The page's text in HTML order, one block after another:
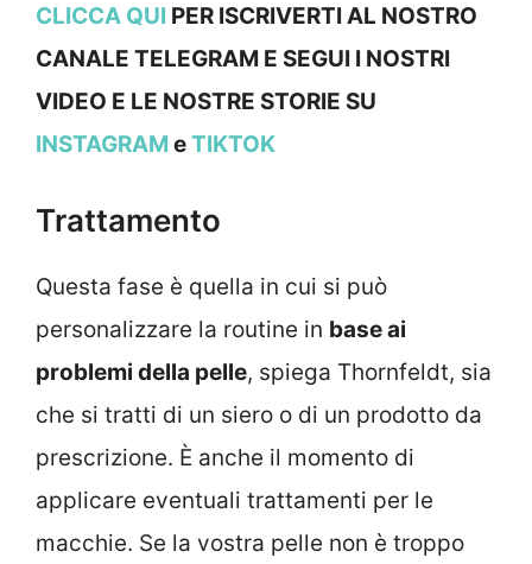
CLICCA QUI PER ISCRIVERTI AL NOSTRO
CANALE TELEGRAM E SEGUI I NOSTRI
VIDEO E LE NOSTRE STORIE SU
INSTAGRAMeTIKTOK
Trattamento
Questa fase è quella in cui si può
personalizzare la routine in base ai
problemi della pelle, spiega Thornfeldt, sia
che si tratti di un siero o di un prodotto da
prescrizione. È anche il momento di
applicare eventuali trattamenti per le
macchie. Se la vostra pelle non è troppo